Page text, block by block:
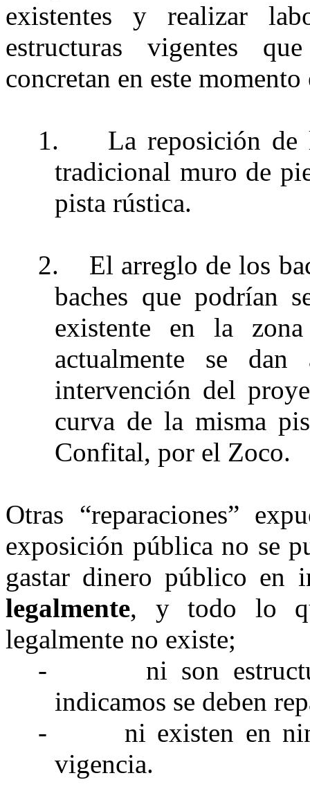
existentes y realizar
estructuras vigentes
concretan en este momento
1.
La reposición de
tradicional muro de
pista rústica.
2.
El arreglo de los
baches que podrían
existente en la
actualmente se
intervención del
curva de la misma
Confital, por el Zoco.
Otras “reparaciones”
exposición pública no se
gastar dinero público en
legalmente, y todo lo
legalmente no existe;
-
ni son
indicamos se deben
-
ni existen en
vigencia.